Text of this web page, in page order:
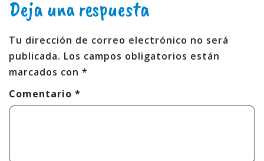
Deja una respuesta
Tu dirección de correo electrónico no será
publicada. Los campos obligatorios están
marcados con *
Comentario *